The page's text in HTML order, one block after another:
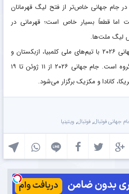
در جام جهانی خاص‌تر از فتح لیگ قهرمانان
اما قطعاً بسیار خاص است؛ قهرمانی در
لیگ ملت‌ها.
پرتغال در مرحله گروهی جام جهانی ۲۰۲۶ با تیم‌های ملی کلمبیا، ازبکستان و
جمهوری دموکراتیک کنگو هم گروه است. جام جهانی ۲۰۲۶ از ۱۱ ژوئن تا ۱۹
جهانی فوتبال, فوتبال, ویتینیا